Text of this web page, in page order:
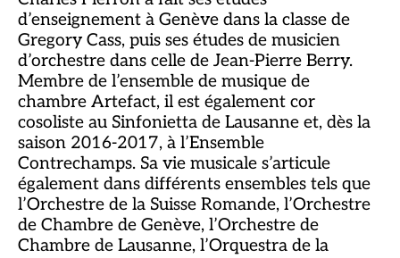
d’enseignement à Genève dans la classe de
Gregory Cass, puis ses études de musicien
d’orchestre dans celle de Jean-Pierre Berry.
Membre de l’ensemble de musique de
chambre Artefact, il est également cor
cosoliste au Sinfonietta de Lausanne et, dès la
saison 2016-2017, à l’Ensemble
Contrechamps. Sa vie musicale s’articule
également dans différents ensembles tels que
l’Orchestre de la Suisse Romande, l’Orchestre
de Chambre de Genève, l’Orchestre de
Chambre de Lausanne, l’Orquestra de la